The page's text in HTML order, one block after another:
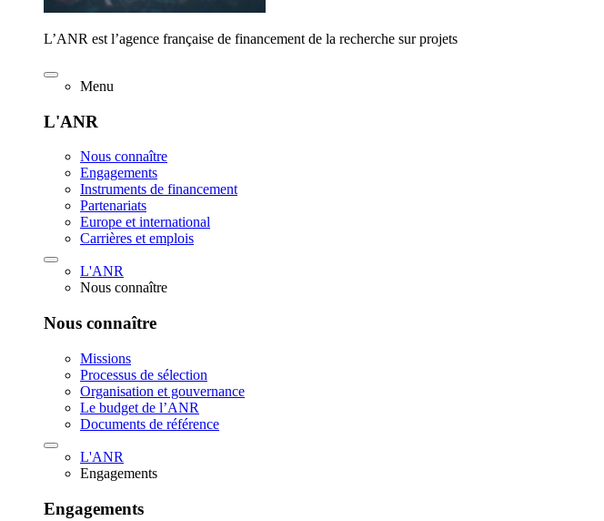
L’ANR est l’agence française de financement de la recherche sur projets
Menu
L'ANR
Nous connaître
Engagements
Instruments de financement
Partenariats
Europe et international
Carrières et emplois
L'ANR
Nous connaître
Nous connaître
Missions
Processus de sélection
Organisation et gouvernance
Le budget de l’ANR
Documents de référence
L'ANR
Engagements
Engagements